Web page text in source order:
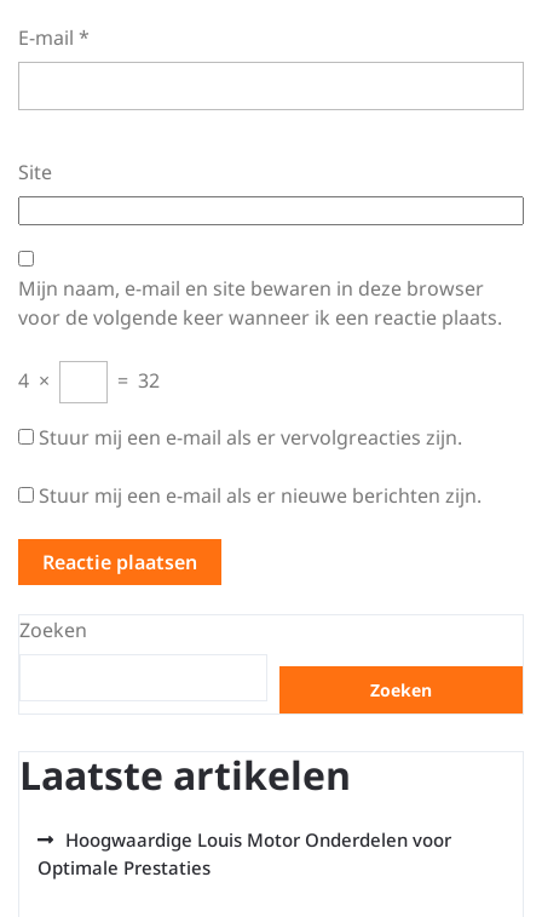
E-mail *
Site
Mijn naam, e-mail en site bewaren in deze browser
voor de volgende keer wanneer ik een reactie plaats.
4 × = 32
Stuur mij een e-mail als er vervolgreacties zijn.
Stuur mij een e-mail als er nieuwe berichten zijn.
Zoeken
Zoeken
Laatste artikelen
Hoogwaardige Louis Motor Onderdelen voor
Optimale Prestaties